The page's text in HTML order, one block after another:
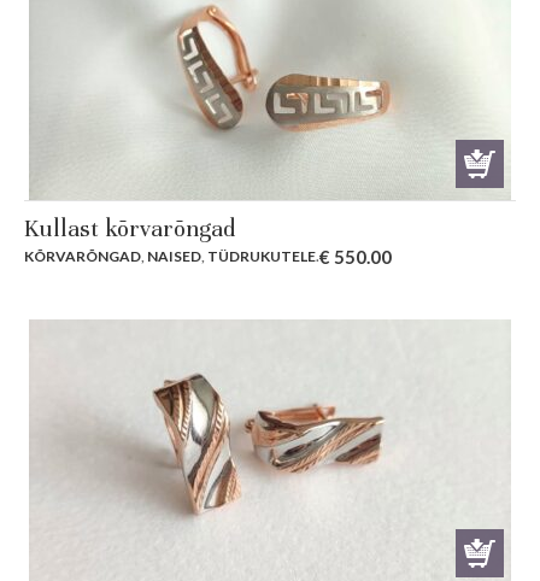
Kullast kõrvarõngad
KÕRVARÕNGAD, NAISED, TÜDRUKUTELE.€ 550.00